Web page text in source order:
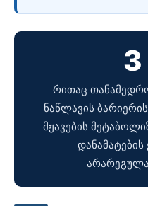
3
რითაც
ნაწლავის
მჟავების
დანამატების